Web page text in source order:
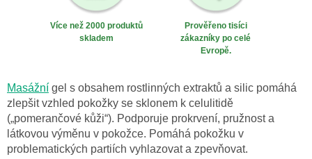
Více než 2000 produktů
skladem
Prověřeno tisíci
zákazníky po celé
Evropě.
Masážní gel s obsahem rostlinných extraktů a silic pomáhá
zlepšit vzhled pokožky se sklonem k celulitidě
(„pomerančové kůži“). Podporuje prokrvení, pružnost a
látkovou výměnu v pokožce. Pomáhá pokožku v
problematických partiích vyhlazovat a zpevňovat.